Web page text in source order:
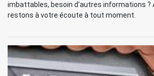
imbattables, besoin d’autres informations ?
restons à votre écoute à tout moment.